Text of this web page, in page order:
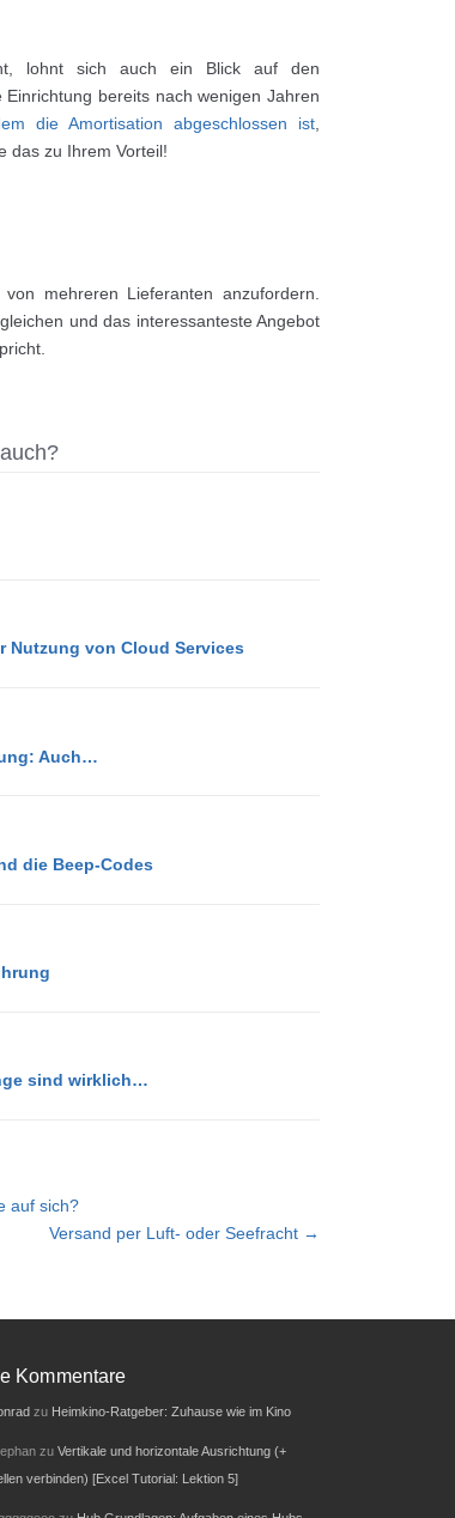
lohnt sich auch ein Blick auf den
bereits nach wenigen Jahren
die Amortisation abgeschlossen ist
das zu Ihrem Vorteil!
mehreren Lieferanten anzufordern.
und das interessanteste Angebot
Nutzung von Cloud Services
Auch…
die Beep-Codes
sind wirklich…
auf sich?
Versand per Luft- oder Seefracht →
Kommentare
zu Heimkino-Ratgeber: Zuhause wie im Kino
zu Vertikale und horizontale Ausrichtung (+
verbinden) [Excel Tutorial: Lektion 5]